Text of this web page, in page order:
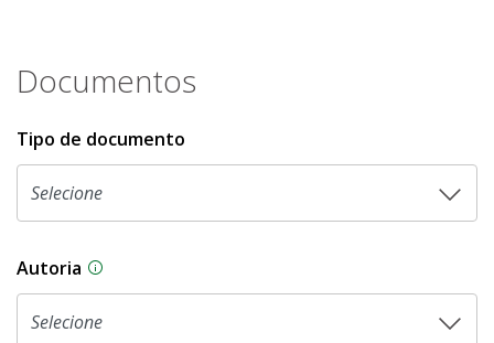
Documentos
Tipo de documento
Autoria As proposições legislativas na CLDF podem